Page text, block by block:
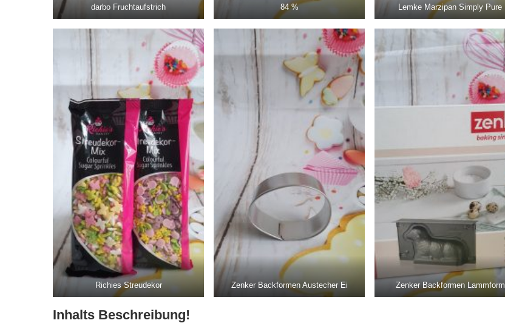
darbo Fruchtaufstrich
84 %
Lemke Marzipan Simply Pure
Richies Streudekor Zenker Backformen Austecher Ei Zenker Backformen Lammform
Inhalts Beschreibung!